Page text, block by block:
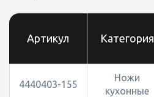
Артикул Категория
4440403-155
Ножи
кухонные